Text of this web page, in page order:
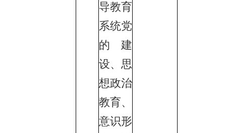
导教育
系统党
的建
设、思
想政治
教育、
意识形